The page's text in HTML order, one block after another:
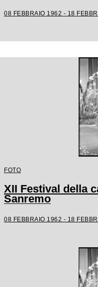
08 FEBBRAIO 1962 - 18
FOTO
XII Festival della
Sanremo
08 FEBBRAIO 1962 - 18